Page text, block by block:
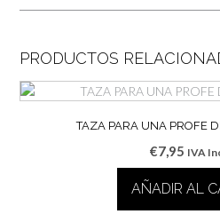
PRODUCTOS
TAZA PARA UNA PROFE
€7,95 IVA
AÑADIR AL